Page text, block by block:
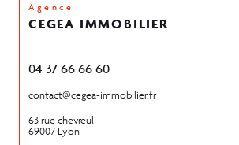
Agence
CEGEA IMMOBILIER
04 37 66 66 60
contact@cegea-immobilier.fr
63 rue chevreul
69007 Lyon